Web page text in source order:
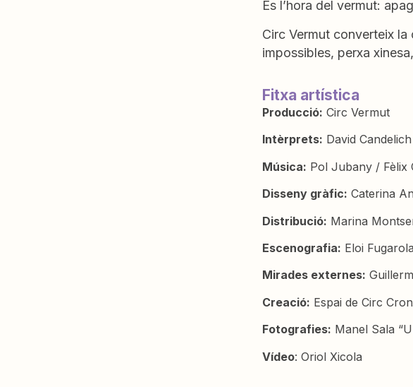
És l’hora del vermut:
Circ Vermut converteix
impossibles, perxa
Fitxa artística
Producció: Circ Vermut
Intèrprets: David
Música: Pol Jubany / Fèlix
Disseny gràfic: Caterina
Distribució: Marina
Escenografia: Eloi
Mirades externes:
Creació: Espai de Circ
Fotografies: Manel Sala
Vídeo: Oriol Xicola